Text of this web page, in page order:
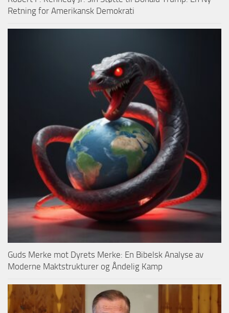
Retning for Amerikansk Demokrati
Guds Merke mot Dyrets Merke: En Bibelsk Analyse av
Moderne Maktstrukturer og Åndelig Kamp